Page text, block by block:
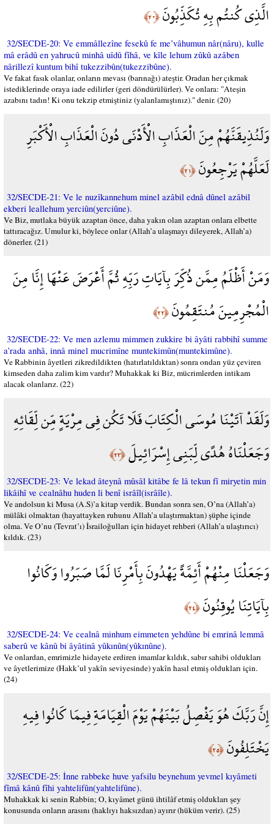
الَّذِي كُنتُم بِهِ تُكَذِّبُونَ﴿٢٠﴾
32/SECDE-20: Ve emmâllezîne fesekû fe me’vâhumun nâr(nâru), kulle
mâ erâdû en yahrucû minhâ uîdû fîhâ, ve kîle lehum zûkû azâben
nârillezî kuntum bihî tukezzibûn(tukezzibûne).
Ve fakat fasık olanlar, onların mevası (barınağı) ateştir. Oradan her çıkmak
istediklerinde oraya iade edilirler (geri döndürülürler). Ve onlara: "Ateşin
azabını tadın! Ki onu tekzip etmiştiniz (yalanlamıştınız)." denir. (20)
وَلَنُذِيقَنَّهُمْ مِنَ الْعَذَابِ الْأَدْنَى دُونَ الْعَذَابِ الْأَكْبَرِ
لَعَلَّهُمْ يَرْجِعُونَ﴿٢١﴾
32/SECDE-21: Ve le nuzîkannehum minel azâbil ednâ dûnel azâbil
ekberi leallehum yerciûn(yerciûne).
Ve Biz, mutlaka büyük azaptan önce, daha yakın olan azaptan onlara elbette
tattıracağız. Umulur ki, böylece onlar (Allah’a ulaşmayı dileyerek, Allah’a)
dönerler. (21)
وَمَنْ أَظْلَمُ مِمَّن ذُكِّرَ بِآيَاتِ رَبِّهِ ثُمَّ أَعْرَضَ عَنْهَا إِنَّا مِنَ
الْمُجْرِمِينَ مُنتَقِمُونَ﴿٢٢﴾
32/SECDE-22: Ve men azlemu mimmen zukkire bi âyâti rabbihî summe
a’rada anhâ, innâ minel mucrimîne muntekimûn(muntekimûne).
Ve Rabbinin âyetleri zikredildikten (hatırlatıldıktan) sonra ondan yüz çeviren
kimseden daha zalim kim vardır? Muhakkak ki Biz, mücrimlerden intikam
alacak olanlarız. (22)
وَلَقَدْ آتَيْنَا مُوسَى الْكِتَابَ فَلَا تَكُن فِي مِرْيَةٍ مِّن لِّقَائِهِ
وَجَعَلْنَاهُ هُدًى لِّبَنِي إِسْرَائِيلَ﴿٢٣﴾
32/SECDE-23: Ve lekad âteynâ mûsâl kitâbe fe lâ tekun fî miryetin min
likâihî ve cealnâhu huden li benî isrâîl(isrâîle).
Ve andolsun ki Musa (A.S)’a kitap verdik. Bundan sonra sen, O’na (Allah’a)
mülâki olmaktan (hayattayken ruhunu Allah’a ulaştırmaktan) şüphe içinde
olma. Ve O’nu (Tevrat’ı) İsrailoğulları için hidayet rehberi (Allah’a ulaştırıcı)
kıldık. (23)
وَجَعَلْنَا مِنْهُمْ أَئِمَّةً يَهْدُونَ بِأَمْرِنَا لَمَّا صَبَرُوا وَكَانُوا
بِآيَاتِنَا يُوقِنُونَ﴿٢٤﴾
32/SECDE-24: Ve cealnâ minhum eimmeten yehdûne bi emrinâ lemmâ
saberû ve kânû bi âyâtinâ yûkınûn(yûkınûne).
Ve onlardan, emrimizle hidayete erdiren imamlar kıldık, sabır sahibi oldukları
ve âyetlerimize (Hakk’ul yakîn seviyesinde) yakîn hasıl etmiş oldukları için.
(24)
إِنَّ رَبَّكَ هُوَ يَفْصِلُ بَيْنَهُمْ يَوْمَ الْقِيَامَةِ فِيمَا كَانُوا فِيهِ
يَخْتَلِفُونَ﴿٢٥﴾
32/SECDE-25: İnne rabbeke huve yafsilu beynehum yevmel kıyâmeti
fîmâ kânû fîhi yahtelifûn(yahtelifûne).
Muhakkak ki senin Rabbin; O, kıyâmet günü ihtilâf etmiş oldukları şey
konusunda onların arasını (haklıyı haksızdan) ayırır (hüküm verir). (25)